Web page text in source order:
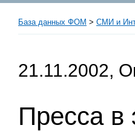
База данных ФОМ > СМИ и
21.11.2002,
Пресса в